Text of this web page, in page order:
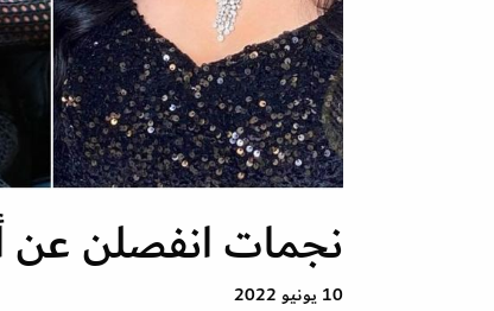
نجمات انفصلن عن
10 يونيو 2022